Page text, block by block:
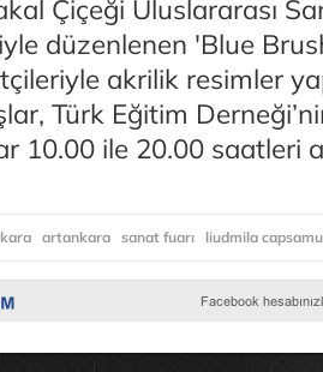
Çiçeği Uluslararası
düzenlenen 'Blue
akrilik resimler
Türk Eğitim
10.00 ile 20.00 saatleri
artankara sanat fuarı liudmila